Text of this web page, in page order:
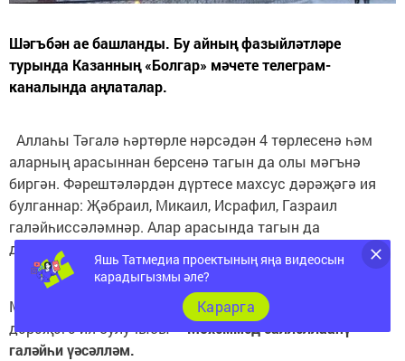
Шәгъбән ае башланды. Бу айның фазыйләтләре
турында Казанның «Болгар» мәчете телеграм-
каналында аңлаталар.
Аллаһы Тәгалә һәртөрле нәрсәдән 4 төрлесенә һәм
аларның арасыннан берсенә тагын да олы мәгънә
биргән. Фәрештәләрдән дүртесе махсус дәрәҗәгә ия
булганнар: Җәбраил, Микаил, Исрафил, Газраил
галәйһиссәләмнәр. Алар арасында тагын да
дәрәҗәлесе –
Пәйгамбәрләрдән – Ибраһим, Муса, Гайсә һәм
Мөхәммәд галәйһи үәссәләм. Алар арасыннан олы
дәрәҗәгә ия булучысы –Мөхәммәд салләллааһү
галәйһи үәсәлләм.
Яшь Татмедиа проектының яңа видеосын
карадыгызмы әле?
Карарга